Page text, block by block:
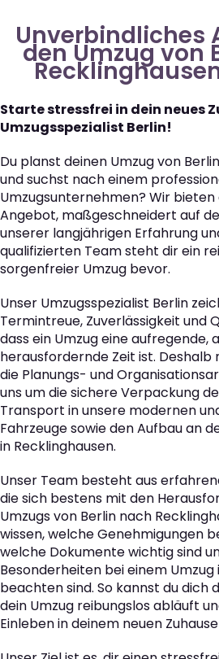
Unverbindliches
den Umzug von
Starte stressfrei in dein neues
Umzugsspezialist Berlin!
Du planst deinen Umzug von
und suchst nach einem
Umzugsunternehmen? Wir
Angebot, maßgeschneidert auf
unserer langjährigen Erfahrung
qualifizierten Team steht dir ein
sorgenfreier Umzug bevor.
Unser Umzugsspezialist Berlin
Termintreue, Zuverlässigkeit und
dass ein Umzug eine aufregende,
herausfordernde Zeit ist.
die Planungs- und
uns um die sichere Verpackung
Transport in unsere modernen
Fahrzeuge sowie den Aufbau an
in Recklinghausen.
Unser Team besteht aus
die sich bestens mit den
Umzugs von Berlin nach
wissen, welche Genehmigungen
welche Dokumente wichtig sind
Besonderheiten bei einem Umzug
beachten sind. So kannst du dich
dein Umzug reibungslos abläuft
Einleben in deinem neuen